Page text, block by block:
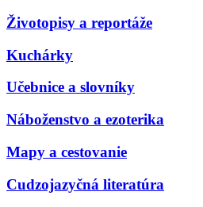
Životopisy a reportáže
Kuchárky
Učebnice a slovníky
Náboženstvo a ezoterika
Mapy a cestovanie
Cudzojazyčná literatúra